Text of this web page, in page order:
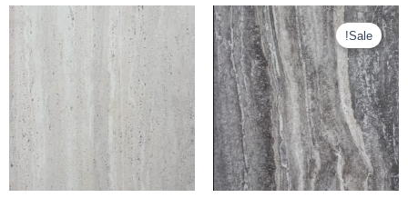
Sale!
המחיר
המקורי
היה:
350.00 ₪.
המחיר
הנוכחי
הוא:
220.00 ₪.